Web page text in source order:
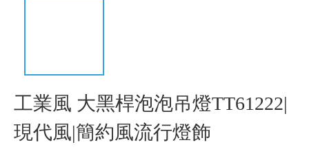
工業風 大黑桿泡泡吊燈TT61222|
現代風|簡約風流行燈飾